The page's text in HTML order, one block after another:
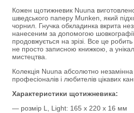
Кожен щотижневик Nuuna
шведського паперу Munken, який
чорнил. Гнучка обкладинка вкрита
нанесеним за допомогою
продовжується на зрізі. Все це
не просто записною книжкою, а
мистецтва.
Колекція Nuuna абсолютно
професіоналів і любителів цікавих
Характеристики щотижневика:
— розмір L, Light: 165 x 220 x 16 мм